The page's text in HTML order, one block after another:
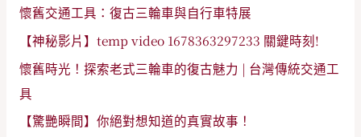
懷舊交通工具：復古三輪車與自行車特展
【神秘影片】temp video 1678363297233 關鍵時刻!
懷舊時光！探索老式三輪車的復古魅力 | 台灣傳統交通工
具
【驚艷瞬間】你絕對想知道的真實故事！